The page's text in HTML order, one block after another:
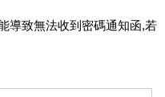
導致無法收到密碼通知函,若